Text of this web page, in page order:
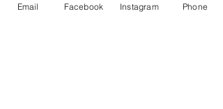
Email Facebook Instagram Phone